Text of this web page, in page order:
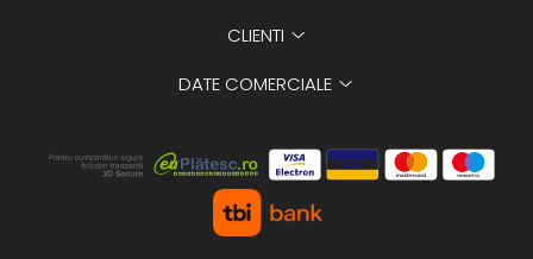
CLIENTI
DATE COMERCIALE